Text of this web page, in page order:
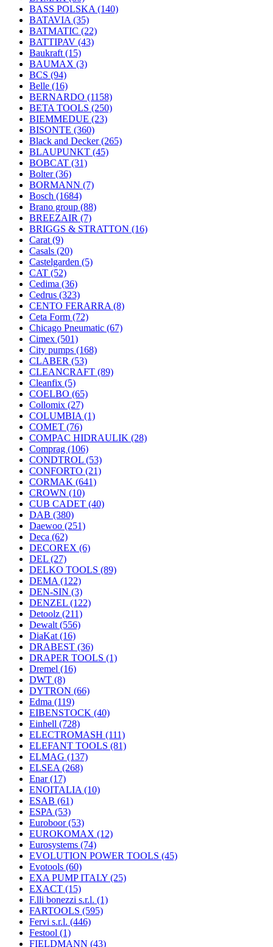
BASS POLSKA (140)
BATAVIA (35)
BATMATIC (22)
BATTIPAV (43)
Baukraft (15)
BAUMAX (3)
BCS (94)
Belle (16)
BERNARDO (1158)
BETA TOOLS (250)
BIEMMEDUE (23)
BISONTE (360)
Black and Decker(265)
BLAUPUNKT (45)
BOBCAT (31)
Bolter(36)
BORMANN (7)
Bosch (1684)
Brano group (88)
BREEZAIR (7)
BRIGGS & STRATTON (16)
Carat (9)
Casals (20)
Castelgarden (5)
CAT (52)
Cedima (36)
Cedrus (323)
CENTO FERARRA (8)
Ceta Form (72)
Chicago Pneumatic (67)
Cimex (501)
City pumps (168)
CLABER (53)
CLEANCRAFT (89)
Cleanfix (5)
COELBO (65)
Collomix (27)
COLUMBIA (1)
COMET (76)
COMPAC HIDRAULIK (28)
Comprag (106)
CONDTROL (53)
CONFORTO (21)
CORMAK (641)
CROWN (10)
CUB CADET (40)
DAB (380)
Daewoo (251)
Deca (62)
DECOREX (6)
DEL (27)
DELKO TOOLS (89)
DEMA (122)
DEN-SIN (3)
DENZEL (122)
Detoolz (211)
Dewalt (556)
DiaKat (16)
DRABEST (36)
DRAPER TOOLS (1)
Dremel (16)
DWT (8)
DYTRON (66)
Edma (119)
EIBENSTOCK (40)
Einhell (728)
ELECTROMASH (111)
ELEFANT TOOLS (81)
ELMAG (137)
ELSEA (268)
Enar(17)
ENOITALIA (10)
ESAB (61)
ESPA (53)
Euroboor(53)
EUROKOMAX (12)
Eurosystems (74)
EVOLUTION POWER TOOLS (45)
Evotools (60)
EXA PUMP ITALY (25)
EXACT (15)
F.lli bonezzi s.r.l. (1)
FARTOOLS (595)
Fervi s.r.l. (446)
Festool (1)
FIELDMANN (43)